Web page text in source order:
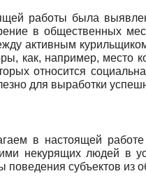
работы была
в общественных
активным
как, например, место
относится
для выработки
в настоящей работе
некурящих людей в
субъектов из